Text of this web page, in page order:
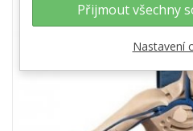
Přijmout všechny
Nastavení